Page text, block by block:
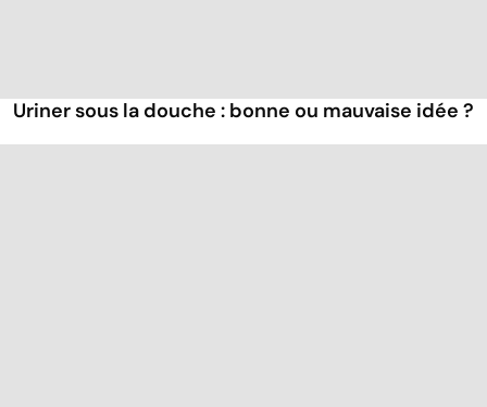
Uriner sous la douche : bonne ou mauvaise idée ?